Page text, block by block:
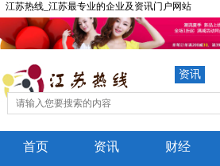
江苏热线_江苏最专业的企业及资讯门户网站
资讯
首页 资讯 财经